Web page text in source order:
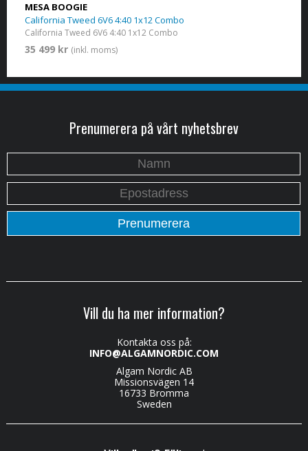
MESA BOOGIE
California Tweed 6V6 4:40 1x12 Combo
California Tweed 6V6 4:40 1x12 Combo
35 499 kr (inkl. moms)
Prenumerera på vårt nyhetsbrev
Vill du ha mer information?
Kontakta oss på:
INFO@ALGAMNORDIC.COM
Algam Nordic AB
Missionsvägen 14
16733 Bromma
Sweden